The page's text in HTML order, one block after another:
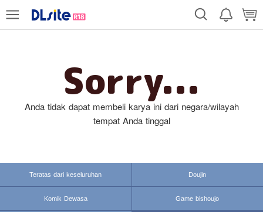
Sorry...
Anda tidak dapat membeli karya ini dari negara/wilayah
tempat Anda tinggal
Teratas dari keseluruhan Doujin
Komik Dewasa Game bishoujo